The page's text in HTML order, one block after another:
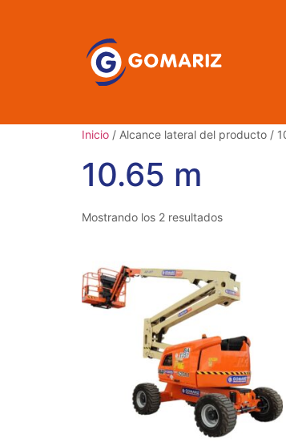
Inicio / Alcance lateral del producto /
10.65 m
Mostrando los 2 resultados